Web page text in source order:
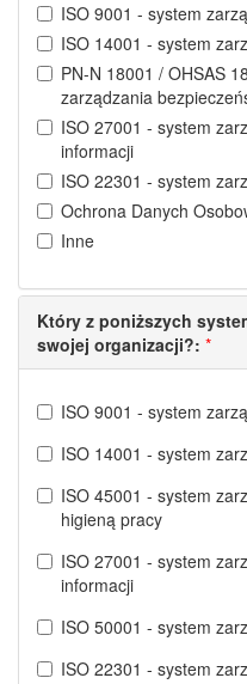
ISO 9001 - system
ISO 14001 - system
PN-N 18001 / OHSAS
zarządzania
ISO 27001 - system
informacji
ISO 22301 - system
Ochrona Danych
Inne
Który z poniższych
swojej organizacji?: *
ISO 9001 - system
ISO 14001 - system
ISO 45001 - system
higieną pracy
ISO 27001 - system
informacji
ISO 50001 - system
ISO 22301 - system